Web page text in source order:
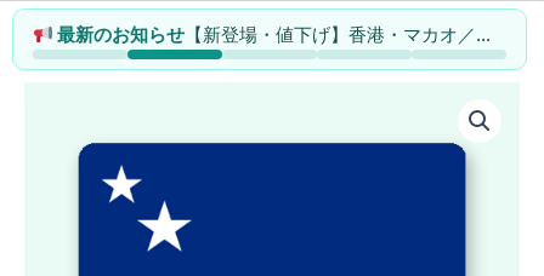
プ
最新のお知らせ 【新登場・値下げ】香港・マカオ／シンガポール／タイ／マレーシアのeSIMを大幅拡充（最大78%値下げ）